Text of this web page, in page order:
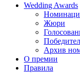
Wedding Awards
Жюри
Архив
О премии
Правила